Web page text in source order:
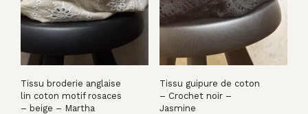
Tissu broderie anglaise
lin coton motif rosaces
– beige – Martha
Tissu guipure de coton
– Crochet noir –
Jasmine